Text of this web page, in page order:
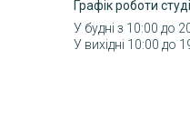
Графік роботи
У будні з 10:00 до
У вихідні 10:00 до